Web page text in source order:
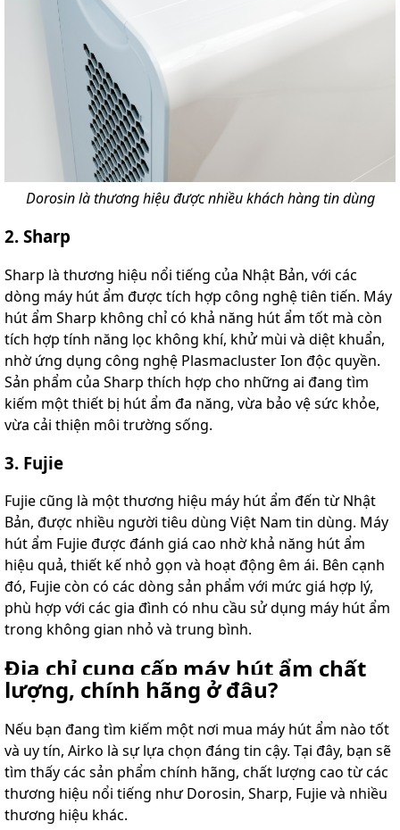
Dorosin là thương hiệu được nhiều khách hàng tin dùng
2. Sharp
Sharp là thương hiệu nổi tiếng của Nhật Bản, với các
dòng máy hút ẩm được tích hợp công nghệ tiên tiến. Máy
hút ẩm Sharp không chỉ có khả năng hút ẩm tốt mà còn
tích hợp tính năng lọc không khí, khử mùi và diệt khuẩn,
nhờ ứng dụng công nghệ Plasmacluster Ion độc quyền.
Sản phẩm của Sharp thích hợp cho những ai đang tìm
kiếm một thiết bị hút ẩm đa năng, vừa bảo vệ sức khỏe,
vừa cải thiện môi trường sống.
3. Fujie
Fujie cũng là một thương hiệu máy hút ẩm đến từ Nhật
Bản, được nhiều người tiêu dùng Việt Nam tin dùng. Máy
hút ẩm Fujie được đánh giá cao nhờ khả năng hút ẩm
hiệu quả, thiết kế nhỏ gọn và hoạt động êm ái. Bên cạnh
đó, Fujie còn có các dòng sản phẩm với mức giá hợp lý,
phù hợp với các gia đình có nhu cầu sử dụng máy hút ẩm
trong không gian nhỏ và trung bình.
Địa chỉ cung cấp máy hút ẩm chất
lượng, chính hãng ở đâu?
Nếu bạn đang tìm kiếm một nơi mua máy hút ẩm nào tốt
và uy tín, Airko là sự lựa chọn đáng tin cậy. Tại đây, bạn sẽ
tìm thấy các sản phẩm chính hãng, chất lượng cao từ các
thương hiệu nổi tiếng như Dorosin, Sharp, Fujie và nhiều
thương hiệu khác.